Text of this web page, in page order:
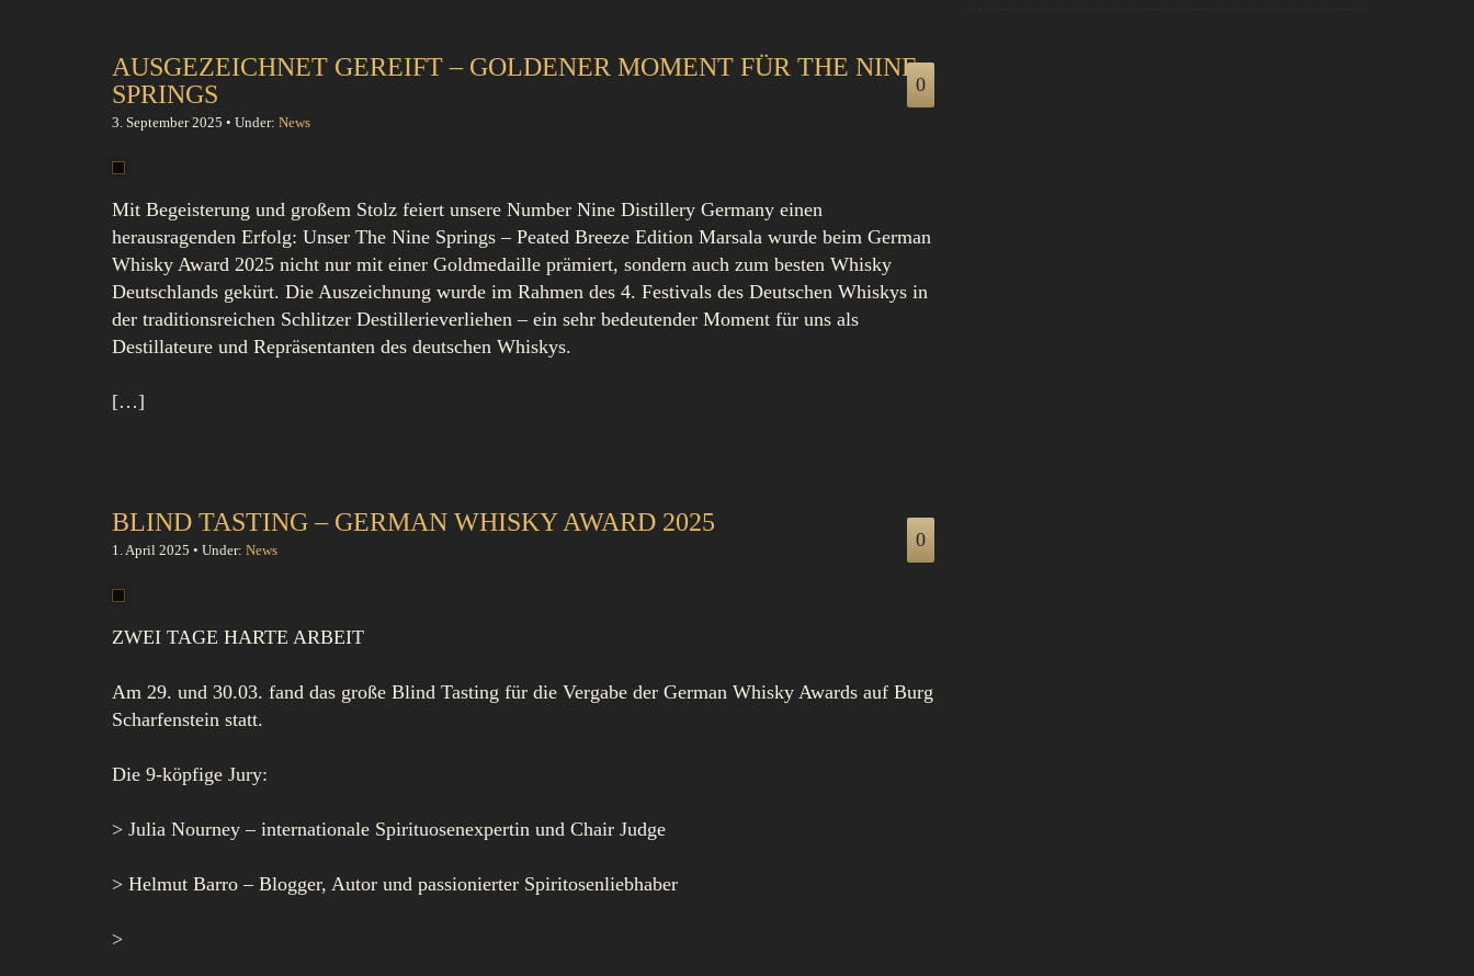
AUSGEZEICHNET GEREIFT – GOLDENER MOMENT FÜR THE NINE
SPRINGS
3. September 2025 • Under: News
0
Mit Begeisterung und großem Stolz feiert unsere Number Nine Distillery Germany einen
herausragenden Erfolg: Unser The Nine Springs – Peated Breeze Edition Marsala wurde beim German
Whisky Award 2025 nicht nur mit einer Goldmedaille prämiert, sondern auch zum besten Whisky
Deutschlands gekürt. Die Auszeichnung wurde im Rahmen des 4. Festivals des Deutschen Whiskys in
der traditionsreichen Schlitzer Destillerieverliehen – ein sehr bedeutender Moment für uns als
Destillateure und Repräsentanten des deutschen Whiskys.
[…]
BLIND TASTING – GERMAN WHISKY AWARD 2025
1. April 2025 • Under: News 0
ZWEI TAGE HARTE ARBEIT
Am 29. und 30.03. fand das große Blind Tasting für die Vergabe der German Whisky Awards auf Burg
Scharfenstein statt.
Die 9-köpfige Jury:
> Julia Nourney – internationale Spirituosenexpertin und Chair Judge
> Helmut Barro – Blogger, Autor und passionierter Spiritosenliebhaber
>